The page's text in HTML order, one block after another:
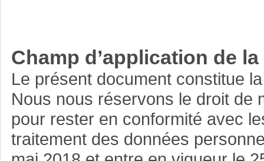
Champ d’application de
Le présent document constitue
Nous nous réservons le droit de
pour rester en conformité avec
traitement des données